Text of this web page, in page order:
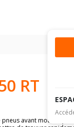
RT
avant moto et